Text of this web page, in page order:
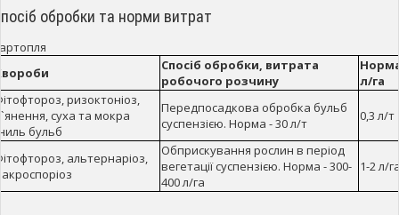
обробки та норми витрат
Спосіб обробки, витрата
робочого розчину
л/га
ризоктоніоз,
суха та мокра
бульб
Передпосадкова обробка бульб
суспензією. Норма - 30 л/т
0,3 л/т
альтернаріоз,
Обприскування рослин в період
вегетації суспензією. Норма - 300-
400 л/га
1-2 л/